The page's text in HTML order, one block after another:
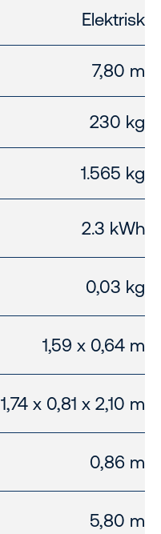
Elektrisk
7,80 m
230 kg
1.565 kg
2.3 kWh
0,03 kg
1,59 x 0,64 m
1,74 x 0,81 x 2,10 m
0,86 m
5,80 m